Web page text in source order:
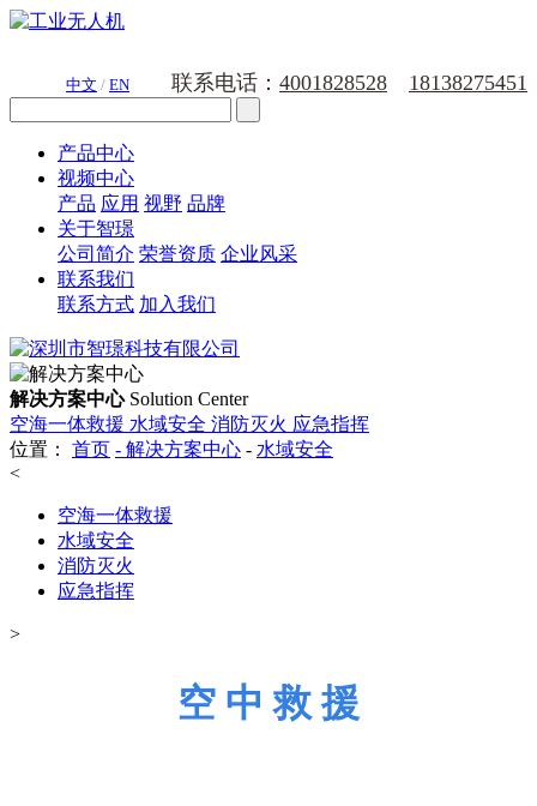
中文 / EN 联系电话： 4001828528 18138275451
产品中心
视频中心
产品 应用 视野 品牌
关于智璟
公司简介 荣誉资质 企业风采
联系我们
联系方式 加入我们
解决方案中心 Solution Center
空海一体救援 水域安全 消防灭火 应急指挥
位置：
首页 - 解决方案中心 - 水域安全
<
空海一体救援
水域安全
消防灭火
应急指挥
>
空 中 救 援